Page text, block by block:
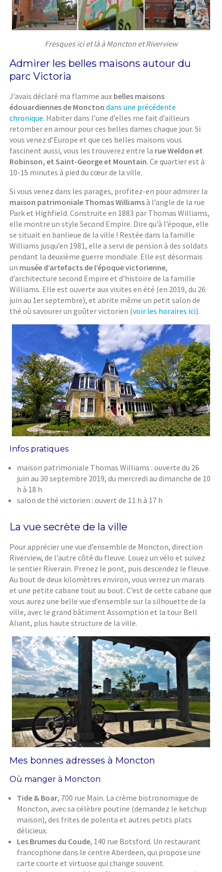
Fresques ici et là à Moncton et Riverview
Admirer les belles maisons autour du
parc Victoria
J’avais déclaré ma flamme aux belles maisons
édouardiennes de Moncton dans une précédente
chronique. Habiter dans l’une d’elles me fait d’ailleurs
retomber en amour pour ces belles dames chaque jour. Si
vous venez d’Europe et que ces belles maisons vous
fascinent aussi, vous les trouverez entre la rue Weldon et
Robinson, et Saint-George et Mountain. Ce quartier est à
10-15 minutes à pied du cœur de la ville.
Si vous venez dans les parages, profitez-en pour admirer la
maison patrimoniale Thomas Williamsà l’angle de la rue
Park et Highfield. Construite en 1883 par Thomas Williams,
elle montre un style Second Empire. Dire qu’à l’époque, elle
se situait en banlieue de la ville ! Restée dans la famille
Williams jusqu’en 1981, elle a servi de pension à des soldats
pendant la deuxième guerre mondiale. Elle est désormais
un musée d’artefacts de l’époque victorienne,
d’architecture second Empire et d’histoire de la famille
Williams. Elle est ouverte aux visites en été (en 2019, du 26
juin au 1er septembre), et abrite même un petit salon de
thé où savourer un goûter victorien (voir les horaires ici).
Infos pratiques
maison patrimoniale Thomas Williams : ouverte du 26
juin au 30 septembre 2019, du mercredi au dimanche de 10
h à 18 h
salon de thé victorien : ouvert de 11 h à 17 h
La vue secrète de la ville
Pour apprécier une vue d’ensemble de Moncton, direction
Riverview, de l’autre côté du fleuve. Louez un vélo et suivez
le sentier Riverain. Prenez le pont, puis descendez le fleuve.
Au bout de deux kilomètres environ, vous verrez un marais
et une petite cabane tout au bout. C’est de cette cabane que
vous aurez une belle vue d’ensemble sur la silhouette de la
ville, avec le grand bâtiment Assomption et la tour Bell
Aliant, plus haute structure de la ville.
Mes bonnes adresses à Moncton
Où manger à Moncton
Tide & Boar, 700 rue Main. La crème bistronomique de
Moncton, avec sa célèbre poutine (demandez le ketchup
maison), des frites de polenta et autres petits plats
délicieux.
Les Brumes du Coude, 140 rue Botsford. Un restaurant
francophone dans le centre Aberdeen, qui propose une
carte courte et virtuose qui change souvent.